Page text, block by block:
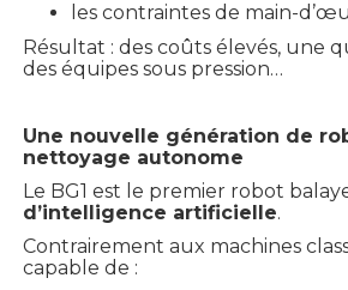
les contraintes de main-
Résultat : des coûts élevés, une
des équipes sous pression…
Une nouvelle génération de
nettoyage autonome
Le BG1 est le premier robot
d’intelligence artificielle.
Contrairement aux machines
capable de :